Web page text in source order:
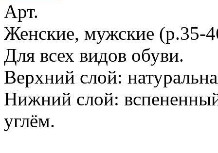
Арт.
Женские, мужские (р.35-
Для всех видов обуви.
Верхний слой:
Нижний слой:
углём.